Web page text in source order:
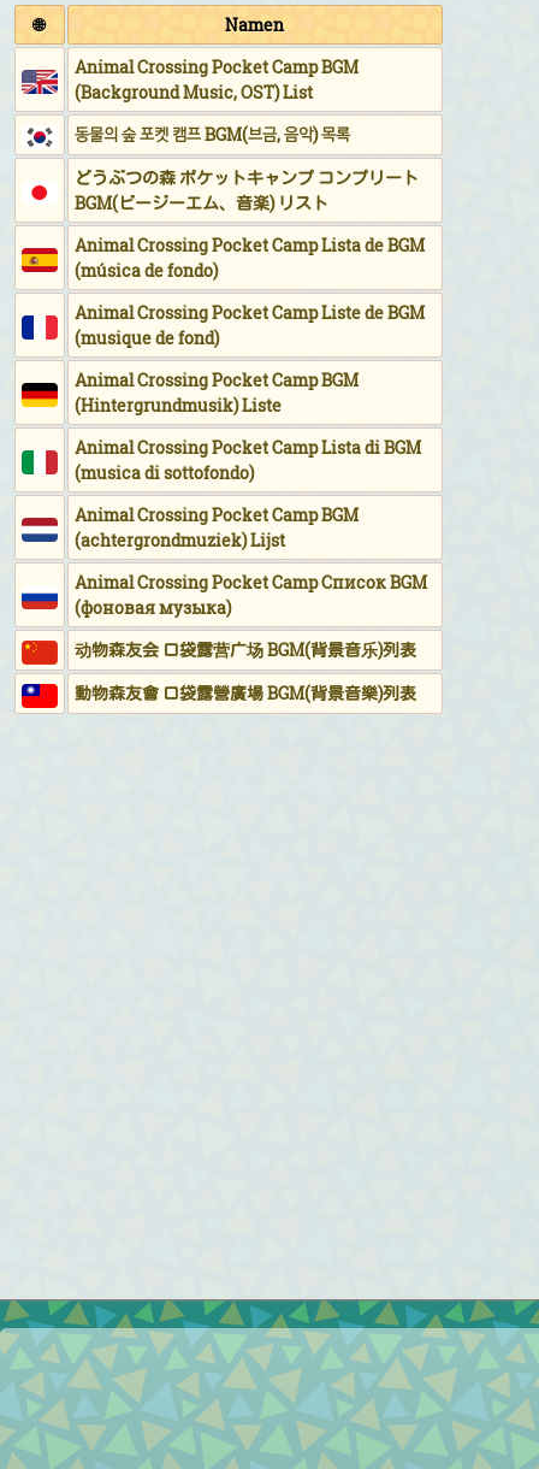
🌐
Namen
Animal Crossing Pocket Camp BGM
(Background Music, OST) List
동물의 숲 포켓 캠프 BGM(브금, 음악) 목록
どうぶつの森 ポケットキャンプ コンプリート
BGM(ビージーエム、音楽) リスト
Animal Crossing Pocket Camp Lista de BGM
(música de fondo)
Animal Crossing Pocket Camp Liste de BGM
(musique de fond)
Animal Crossing Pocket Camp BGM
(Hintergrundmusik) Liste
Animal Crossing Pocket Camp Lista di BGM
(musica di sottofondo)
Animal Crossing Pocket Camp BGM
(achtergrondmuziek) Lijst
Animal Crossing Pocket Camp Список BGM
(фоновая музыка)
动物森友会 口袋露营广场 BGM(背景音乐)列表
動物森友會 口袋露營廣場 BGM(背景音樂)列表